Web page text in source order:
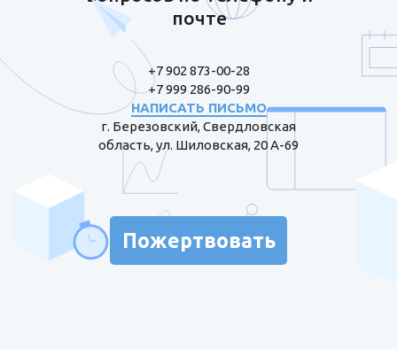
почте
+7 902 873-00-28
+7 999 286-90-99
НАПИСАТЬ ПИСЬМО
г. Березовский, Свердловская
область, ул. Шиловская, 20 А-69
Пожертвовать